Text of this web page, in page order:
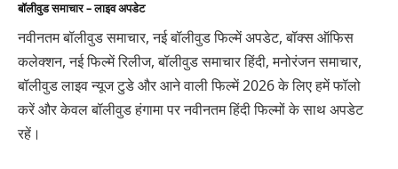
बॉलीवुड समाचार – लाइव अपडेट
नवीनतम बॉलीवुड समाचार, नई बॉलीवुड फिल्में अपडेट, बॉक्स ऑफिस
कलेक्शन, नई फिल्में रिलीज, बॉलीवुड समाचार हिंदी, मनोरंजन समाचार,
बॉलीवुड लाइव न्यूज टुडे और आने वाली फिल्में 2026 के लिए हमें फॉलो
करें और केवल बॉलीवुड हंगामा पर नवीनतम हिंदी फिल्मों के साथ अपडेट
रहें।